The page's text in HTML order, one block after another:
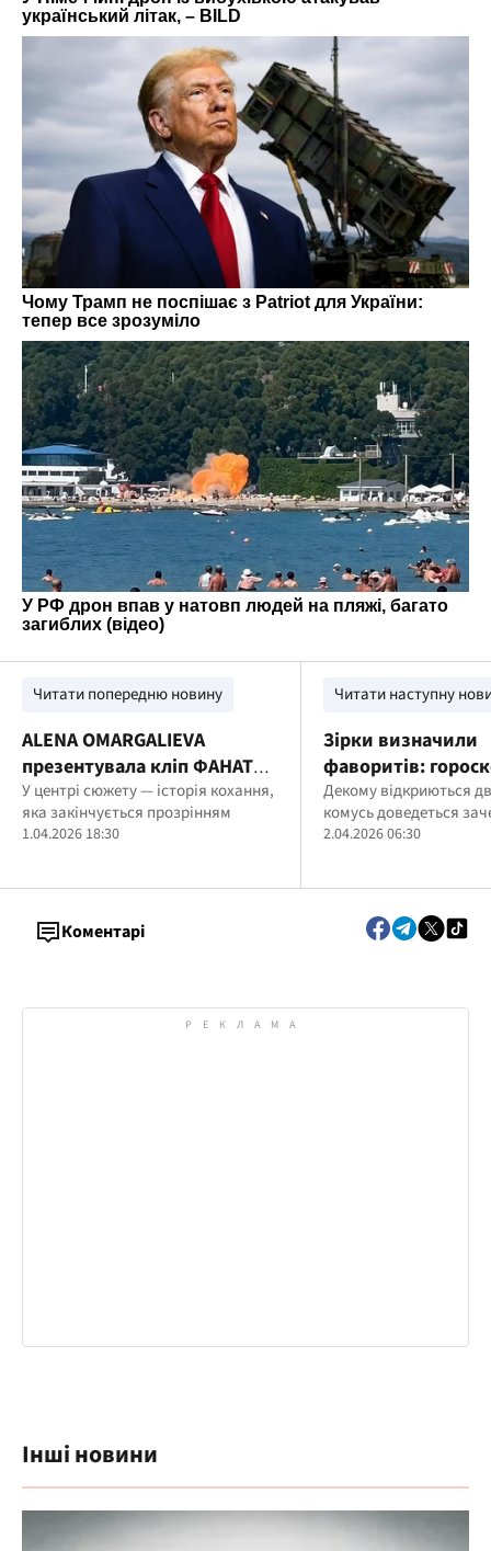
Читати попередню новину
ALENA OMARGALIEVA
презентувала кліп ФАНАТ
про силу жінки та
розчарування в коханні
У центрі сюжету — історія кохання,
яка закінчується прозрінням
1.04.2026 18:30
Читати наступну
Зірки визначили
фаворитів:
квітня для
Декому відкриються
комусь доведеться
2.04.2026 06:30
Коментарі
Інші новини